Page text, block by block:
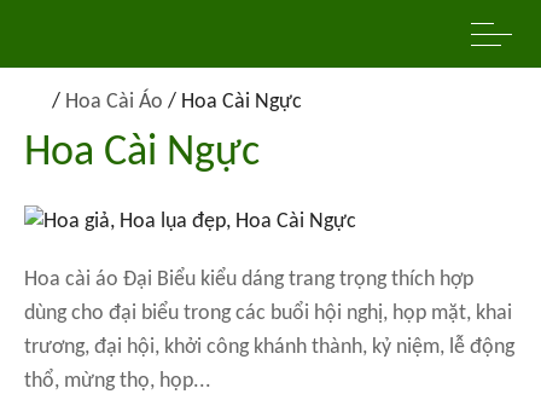
/ Hoa Cài Áo / Hoa Cài Ngực
Hoa Cài Ngực
Hoa cài áo Đại Biểu kiểu dáng trang trọng thích hợp
dùng cho đại biểu trong các buổi hội nghị, họp mặt, khai
trương, đại hội, khởi công khánh thành, kỷ niệm, lễ động
thổ, mừng thọ, họp...